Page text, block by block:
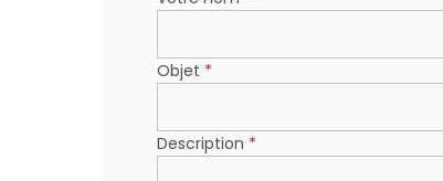
Objet *
Description *